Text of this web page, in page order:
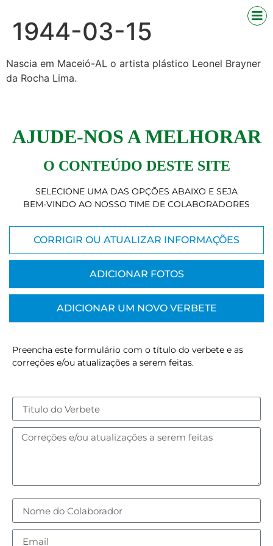
1944-03-15
Nascia em Maceió-AL o artista plástico Leonel Brayner
da Rocha Lima.
AJUDE-NOS A MELHORAR
O CONTEÚDO DESTE SITE
SELECIONE UMA DAS OPÇÕES ABAIXO E SEJA
BEM-VINDO AO NOSSO TIME DE COLABORADORES
CORRIGIR OU ATUALIZAR INFORMAÇÕES
ADICIONAR FOTOS
ADICIONAR UM NOVO VERBETE
Preencha este formulário com o título do verbete e as
correções e/ou atualizações a serem feitas.